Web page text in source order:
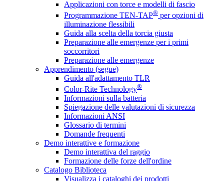
Applicazioni con torce e modelli di fascio
Programmazione TEN-TAP® per opzioni di
illuminazione flessibili
Guida alla scelta della torcia giusta
Preparazione alle emergenze per i primi
soccorritori
Preparazione alle emergenze
Apprendimento (segue)
Guida all'adattamento TLR
Color-Rite Technology®
Informazioni sulla batteria
Spiegazione delle valutazioni di sicurezza
Informazioni ANSI
Glossario di termini
Domande frequenti
Demo interattive e formazione
Demo interattiva del raggio
Formazione delle forze dell'ordine
Catalogo Biblioteca
Visualizza i cataloghi dei prodotti